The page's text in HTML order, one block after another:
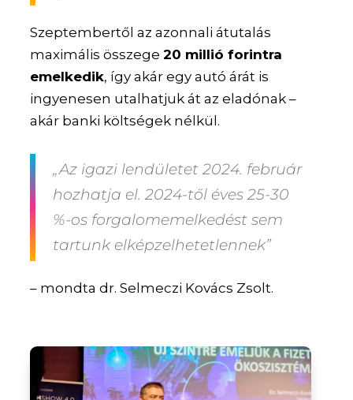
Szeptembertől az azonnali átutalás
maximális összege20 millió forintra
emelkedik, így akár egy autó árát is
ingyenesen utalhatjuk át az eladónak –
akár banki költségek nélkül.
„Az igazi lendületet 2024. február
hozhatja el. 2024-től éves 25-30
%-os forgalomemelkedést sem
tartunk elképzelhetetlennek”
– mondta dr. Selmeczi Kovács Zsolt.